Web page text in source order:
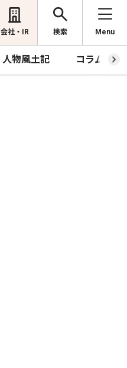
会社・IR 検索 Menu
人物風土記 コラム